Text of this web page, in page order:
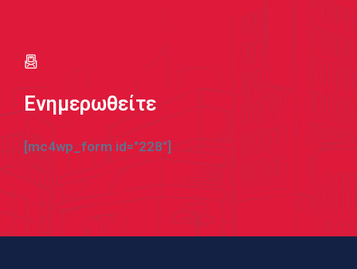
Ενημερωθείτε
[mc4wp_form id="228"]